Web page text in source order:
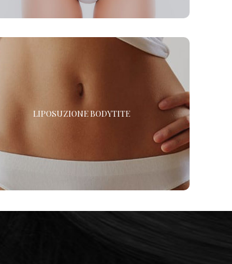
LIPOSUZIONE BODYTITE
LIPOSUZIONE BODYTITE
Vuoi eliminare il grasso e rassodare i tessuti? La
liposuzione con BodyTite è l’intervento di chirurgia